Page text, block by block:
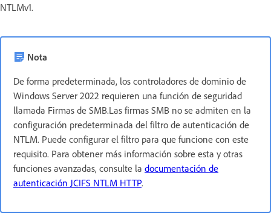
NTLMv1.
Nota
De forma predeterminada, los controladores de dominio de
Windows Server 2022 requieren una función de seguridad
llamada Firmas de SMB.Las firmas SMB no se admiten en la
configuración predeterminada del filtro de autenticación de
NTLM. Puede configurar el filtro para que funcione con este
requisito. Para obtener más información sobre esta y otras
funciones avanzadas, consulte la documentación de
autenticación JCIFS NTLM HTTP.